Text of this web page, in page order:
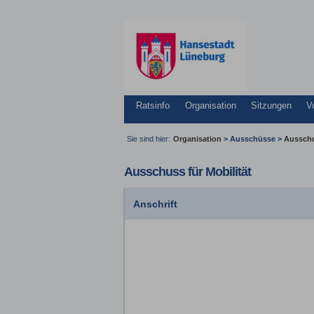
Ratsinfo Organisation Sitzungen
Sie sind hier: Organisation > Ausschüsse >
Ausschuss für Mobilität
Anschrift